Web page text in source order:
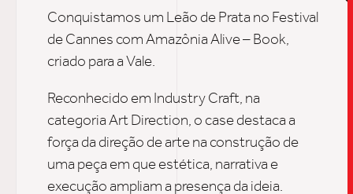
Conquistamos um Leão de Prata no Festival
de Cannes com Amazônia Alive – Book,
criado para a Vale.
Reconhecido em Industry Craft, na
categoria Art Direction, o case destaca a
força da direção de arte na construção de
uma peça em que estética, narrativa e
execução ampliam a presença da ideia.